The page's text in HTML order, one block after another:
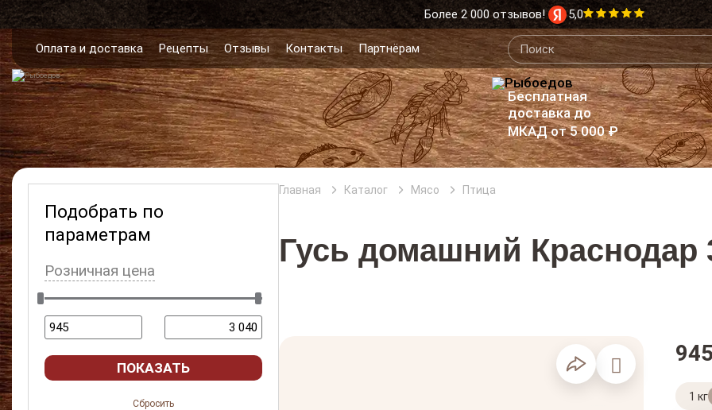
Более 2 000 отзывов! 5,0
Оплата и доставка Рецепты Отзывы Контакты Партнёрам
Бесплатная
доставка до
МКАД от 5 000 ₽
Подобрать по
параметрам
Розничная цена
Главная Каталог Мясо Птица
Гусь домашний Краснодар
1 кг